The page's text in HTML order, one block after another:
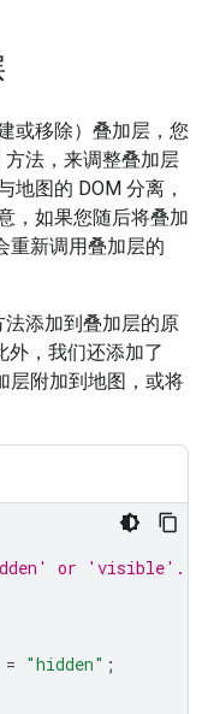
或移除）叠加层，您
方法，来调整叠加层
地图的 DOM 分离，
，如果您随后将叠加
重新调用叠加层的
法添加到叠加层的原
外，我们还添加了
层附加到地图，或将
or 'visible'.
= "hidden" ;